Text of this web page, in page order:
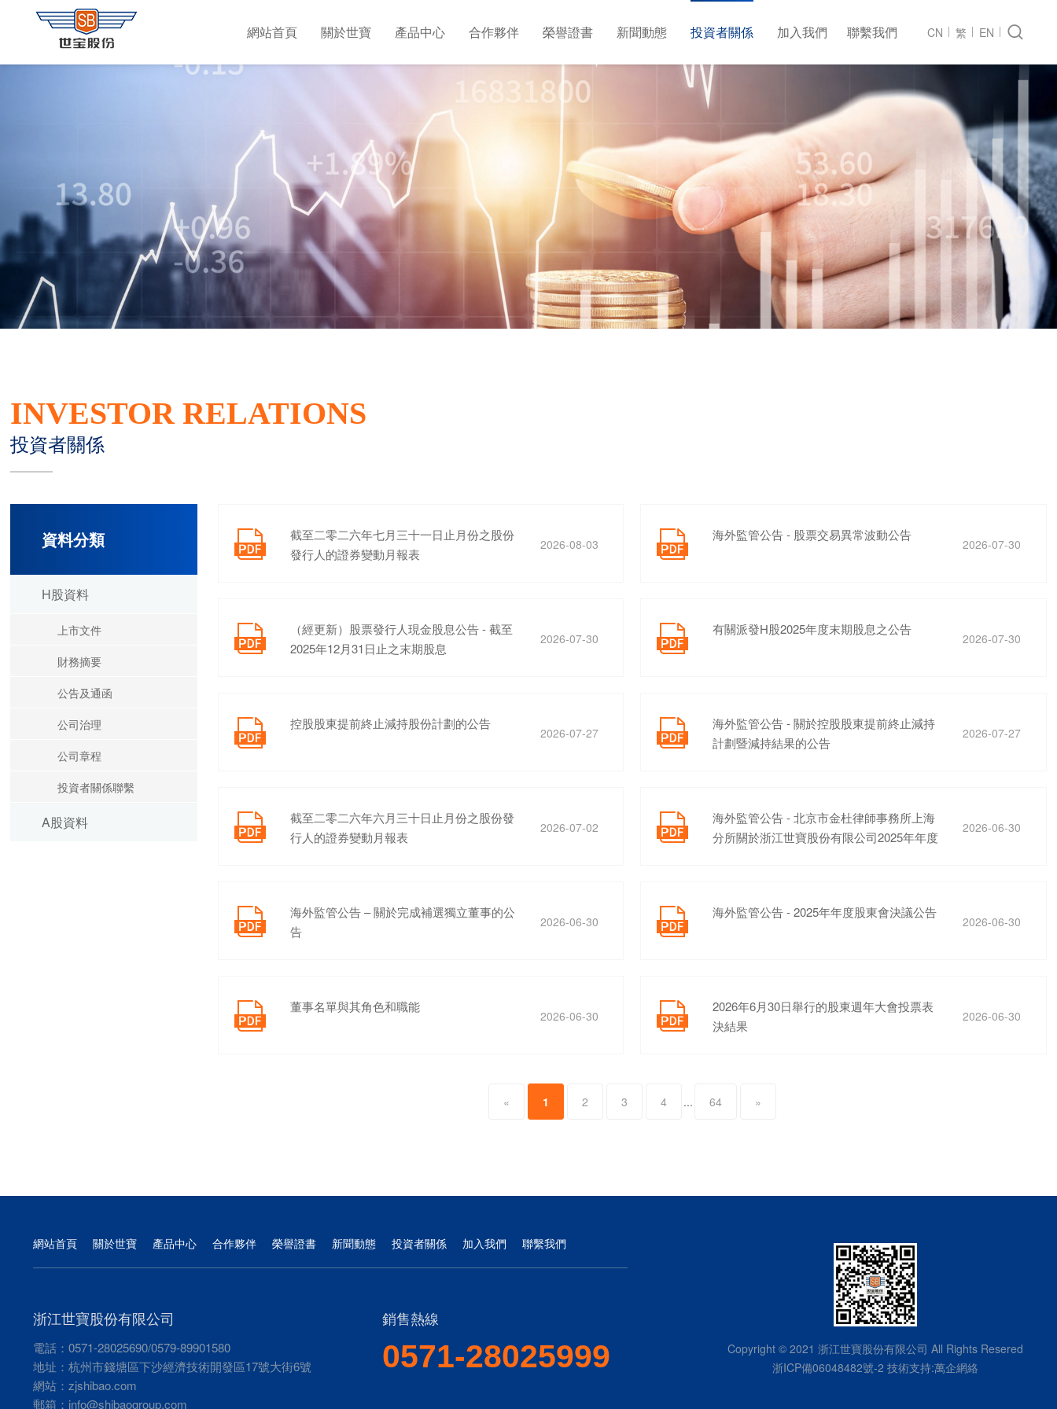
CN 繁 EN 
網站首頁 關於世寶 產品中心 合作夥伴 榮譽證書 新聞動態 投資者關係 加入我們 聯繫我們
INVESTOR RELATIONS
投資者關係
資料分類
H股資料
上市文件
財務摘要
公告及通函
公司治理
公司章程
投資者關係聯繫
A股資料

截至二零二六年七月三十一日止月份之股份
發行人的證券變動月報表
2026-08-03  海外監管公告 - 股票交易異常波動公告
2026-07-30

（經更新）股票發行人現金股息公告 - 截至
2025年12月31日止之末期股息
2026-07-30  有關派發H股2025年度末期股息之公告
2026-07-30
 控股股東提前終止減持股份計劃的公告
2026-07-27 
海外監管公告 - 關於控股股東提前終止減持
計劃暨減持結果的公告
2026-07-27

截至二零二六年六月三十日止月份之股份發
行人的證券變動月報表
2026-07-02 
海外監管公告 - 北京市金杜律師事務所上海
分所關於浙江世寶股份有限公司2025年年度
2026-06-30

海外監管公告 – 關於完成補選獨立董事的公
告
2026-06-30  海外監管公告 - 2025年年度股東會決議公告
2026-06-30
 董事名單與其角色和職能
2026-06-30 
2026年6月30日舉行的股東週年大會投票表
決結果
2026-06-30
« 1 2 3 4 ... 64 »
網站首頁 關於世寶 產品中心 合作夥伴 榮譽證書 新聞動態 投資者關係 加入我們 聯繫我們
浙江世寶股份有限公司
電話：0571-28025690/0579-89901580
地址：杭州市錢塘區下沙經濟技術開發區17號大街6號
網站： zjshibao.com
郵箱： info@shibaogroup.com
銷售熱線
0571-28025999
Copyright © 2021 浙江世寶股份有限公司 All Rights Resered
浙ICP備06048482號-2 技術支持:萬企網絡